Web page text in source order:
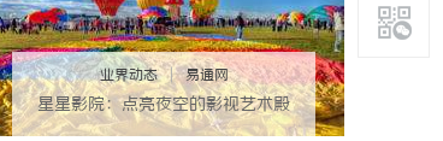
业界动态 | 易通网
星星影院：点亮夜空的影视艺术殿
堂